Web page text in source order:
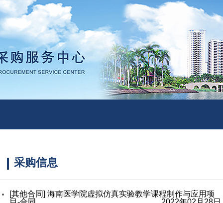
采购信息
[其他合同] 海南医学院虚拟仿真实验教学课程制作与应用项